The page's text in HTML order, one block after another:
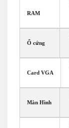
RAM
Ổ cứng
Card VGA
Màn Hình